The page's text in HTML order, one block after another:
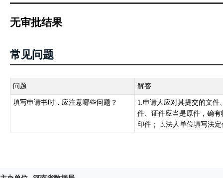
无审批结果
常见问题
问题 解答
填写申请书时，应注意哪些问题？
1.申请人应对其提交的文
件、证件应当是原件，确
印件； 3.法人单位填写法